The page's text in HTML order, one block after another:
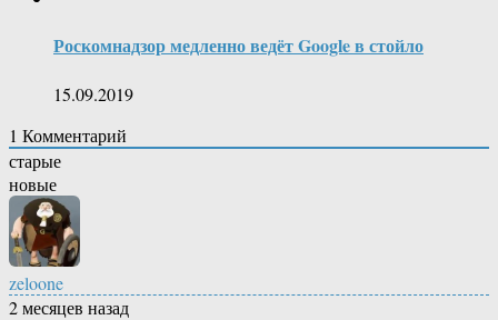
Роскомнадзор медленно ведёт Google в стойло
15.09.2019
1 Комментарий
старые
новые
zeloone
2 месяцев назад